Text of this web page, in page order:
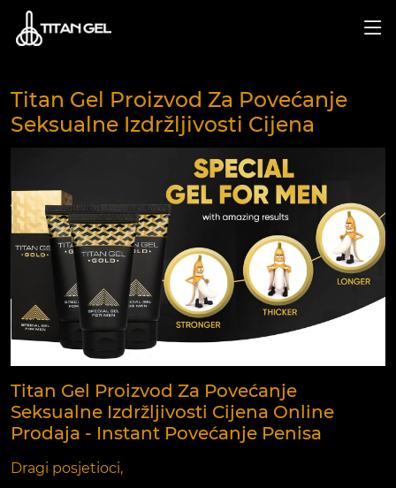
Titan Gel Proizvod Za Povećanje
Seksualne Izdržljivosti Cijena
Titan Gel Proizvod Za Povećanje
Seksualne Izdržljivosti Cijena Online
Prodaja - Instant Povećanje Penisa
Dragi posjetioci,